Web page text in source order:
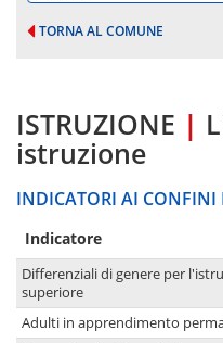
TORNA AL COMUNE
ISTRUZIONE |
istruzione
INDICATORI AI CONFINI
Indicatore
Differenziali di genere per
superiore
Adulti in apprendimento